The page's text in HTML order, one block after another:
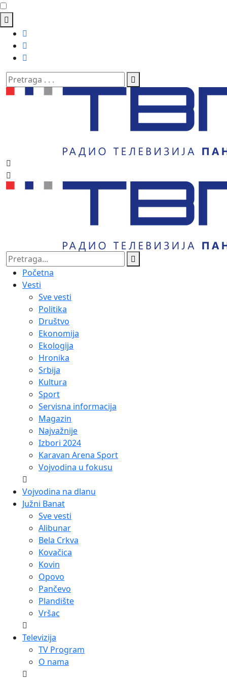
Početna
Vesti
Sve vesti
Politika
Društvo
Ekonomija
Ekologija
Hronika
Srbija
Kultura
Sport
Servisna informacija
Magazin
Najvažnije
Izbori 2024
Karavan Arena Sport
Vojvodina u fokusu
Vojvodina na dlanu
Južni Banat
Sve vesti
Alibunar
Bela Crkva
Kovačica
Kovin
Opovo
Pančevo
Plandište
Vršac
Televizija
TV Program
O nama